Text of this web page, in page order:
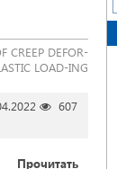
CREEP DEFOR-
LOAD-ING
607
Прочитать